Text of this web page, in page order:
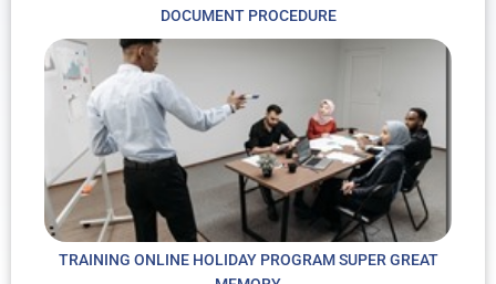
DOCUMENT PROCEDURE
TRAINING ONLINE HOLIDAY PROGRAM SUPER GREAT